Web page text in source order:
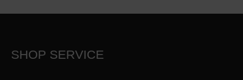
SHOP SERVICE